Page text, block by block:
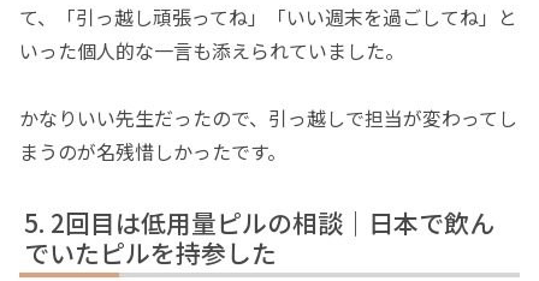
て、「引っ越し頑張ってね」「いい週末を過ごしてね」と
いった個人的な一言も添えられていました。
かなりいい先生だったので、引っ越しで担当が変わってし
まうのが名残惜しかったです。
2回目は低用量ピルの相談｜日本で飲ん
でいたピルを持参した